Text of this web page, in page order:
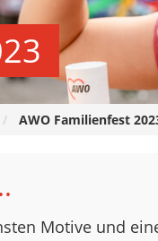
AWO Familienfest
Motive und